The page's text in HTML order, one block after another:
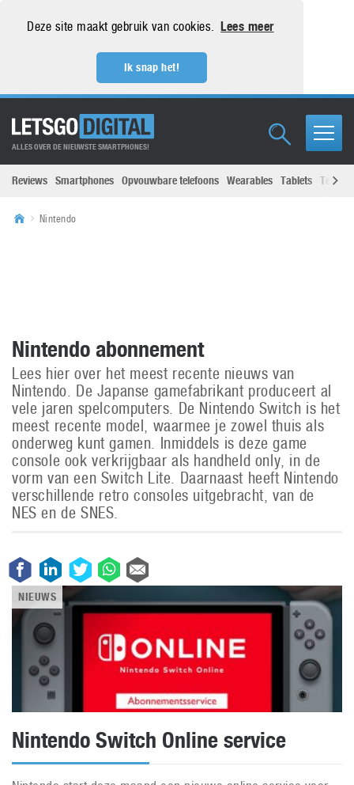
Deze site maakt gebruik van cookies. Lees meer
Ik snap het!
ALLES OVER DE NIEUWSTE SMARTPHONES!
Reviews Smartphones Opvouwbare telefoons Wearables Tablets
Nintendo
Nintendo abonnement
Lees hier over het meest recente nieuws van
Nintendo. De Japanse gamefabrikant produceert al
vele jaren spelcomputers. De Nintendo Switch is het
meest recente model, waarmee je zowel thuis als
onderweg kunt gamen. Inmiddels is deze game
console ook verkrijgbaar als handheld only, in de
vorm van een Switch Lite. Daarnaast heeft Nintendo
verschillende retro consoles uitgebracht, van de
NES en de SNES.
NIEUWS
Nintendo Switch Online service